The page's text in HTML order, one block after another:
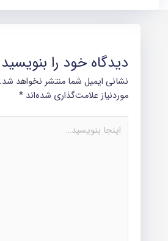
دیدگاه‌ خود را بنویسید
نشانی ایمیل شما منتشر نخواهد شد.
موردنیاز علامت‌گذاری شده‌اند *
بنویسید…